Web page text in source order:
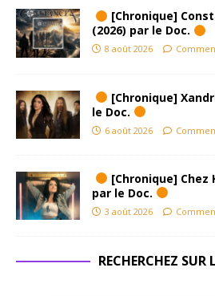
[Chronique]
(2026) par le Doc.
8 août 2026
[Chronique]
le Doc.
6 août 2026
[Chronique] Chez
par le Doc.
3 août 2026
RECHERCHEZ SUR